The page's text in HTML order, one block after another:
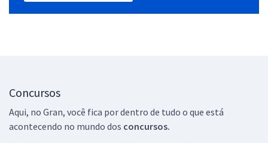
Concursos
Aqui, no Gran, você fica por dentro de tudo o que está
acontecendo no mundo dos concursos.